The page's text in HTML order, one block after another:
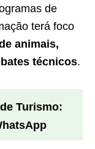
de
terá foco
animais,
técnicos.
Turismo: